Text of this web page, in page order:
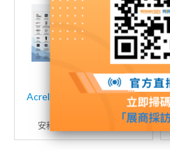
AcrelEMS3.0智慧能源管理
安科瑞电气股份有限公司